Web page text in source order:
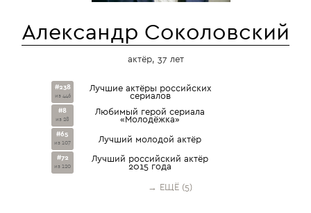
Александр Соколовский
актёр, 37 лет
#238
из 446
Лучшие актёры российских
сериалов
#8
из 28
Любимый герой сериала
«Молодёжка»
#65
из 107 Лучший молодой актёр
#72
из 120
Лучший российский актёр
2015 года
→ ЕЩЁ (5)